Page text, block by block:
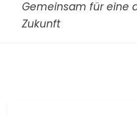
Gemeinsam für eine
Zukunft